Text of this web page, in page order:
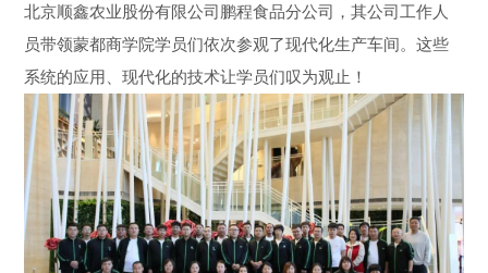
北京顺鑫农业股份有限公司鹏程食品分公司，其公司工作人
员带领蒙都商学院学员们依次参观了现代化生产车间。这些
系统的应用、现代化的技术让学员们叹为观止！